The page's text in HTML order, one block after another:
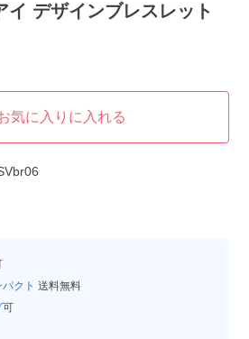
イ デザインブレスレット
気に入りに入れる
クト 送料無料
可